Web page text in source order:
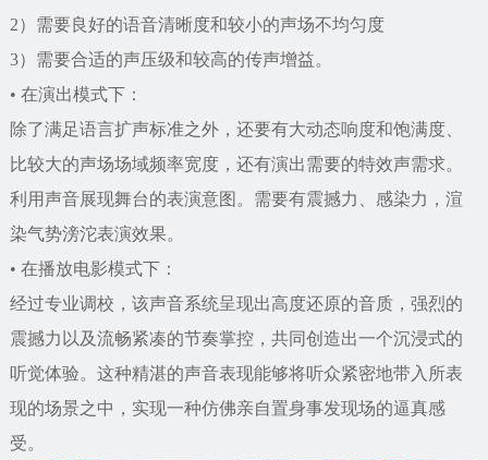
2）需要良好的语音清晰度和较小的声场不均匀度
3）需要合适的声压级和较高的传声增益。
• 在演出模式下：
除了满足语言扩声标准之外，还要有大动态响度和饱满度、
比较大的声场场域频率宽度，还有演出需要的特效声需求。
利用声音展现舞台的表演意图。需要有震撼力、感染力，渲
染气势滂沱表演效果。
• 在播放电影模式下：
经过专业调校，该声音系统呈现出高度还原的音质，强烈的
震撼力以及流畅紧凑的节奏掌控，共同创造出一个沉浸式的
听觉体验。这种精湛的声音表现能够将听众紧密地带入所表
现的场景之中，实现一种仿佛亲自置身事发现场的逼真感
受。